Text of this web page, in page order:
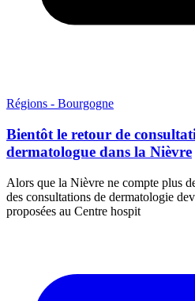
Régions - Bourgogne
Bientôt le retour de
dermatologue dans la Nièvre
Alors que la Nièvre ne compte plus
des consultations de dermatologie
proposées au Centre hospit